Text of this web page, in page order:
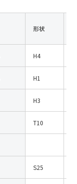
中文
形状
H4
H1
H3
T10
S25